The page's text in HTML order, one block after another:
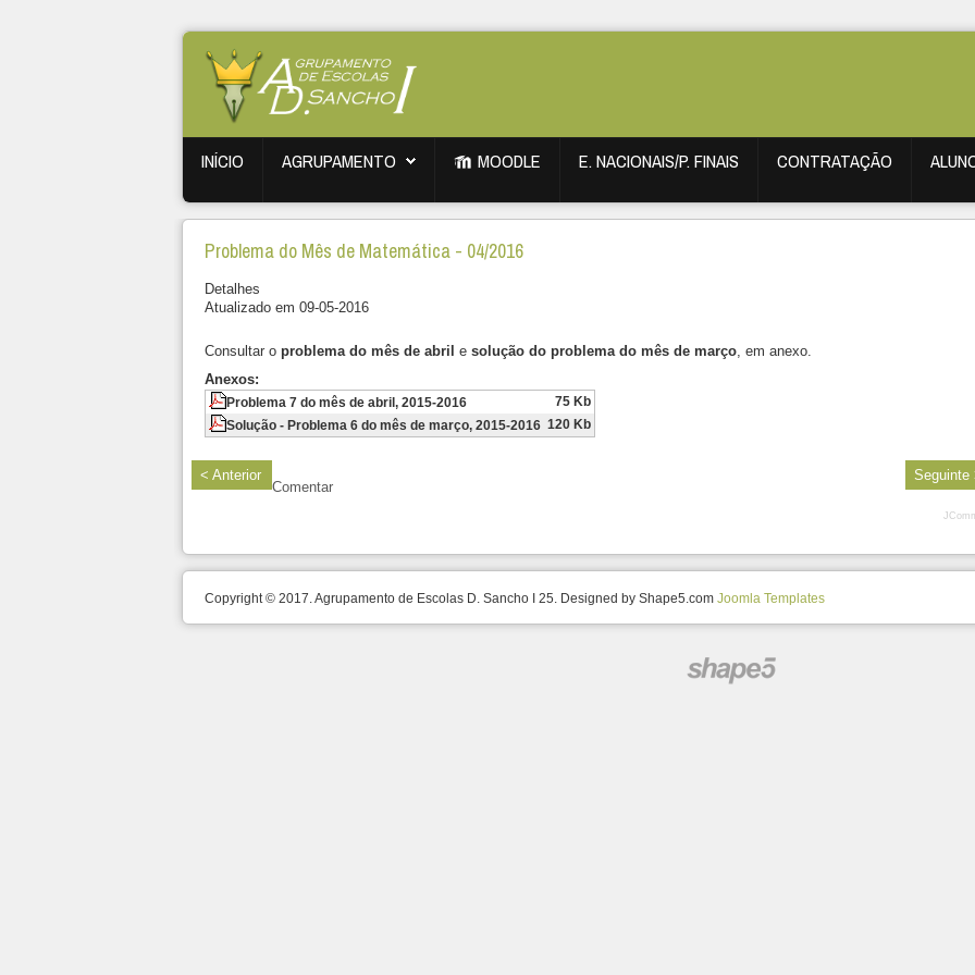
INÍCIO AGRUPAMENTO MOODLE E. NACIONAIS/P. FINAIS CONTRATAÇÃO
Problema do Mês de Matemática - 04/2016
Detalhes
Atualizado em 09-05-2016
Consultar o problema do mês de abril e solução do problema do mês de março , em anexo.
Anexos:
Problema 7 do mês de abril, 2015-2016
75 Kb
Solução - Problema 6 do mês de março, 2015-2016 120 Kb
< Anterior Seguinte
Comentar
Copyright © 2017. Agrupamento de Escolas D. Sancho I 25. Designed by Shape5.com Joomla Templates